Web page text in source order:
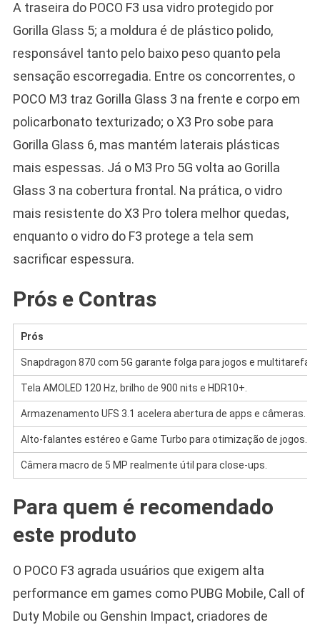
A traseira do POCO F3 usa vidro protegido por
Gorilla Glass 5; a moldura é de plástico polido,
responsável tanto pelo baixo peso quanto pela
sensação escorregadia. Entre os concorrentes, o
POCO M3 traz Gorilla Glass 3 na frente e corpo em
policarbonato texturizado; o X3 Pro sobe para
Gorilla Glass 6, mas mantém laterais plásticas
mais espessas. Já o M3 Pro 5G volta ao Gorilla
Glass 3 na cobertura frontal. Na prática, o vidro
mais resistente do X3 Pro tolera melhor quedas,
enquanto o vidro do F3 protege a tela sem
sacrificar espessura.
Prós e Contras
Prós
Snapdragon 870 com 5G garante folga para jogos e multitarefa.
Tela AMOLED 120 Hz, brilho de 900 nits e HDR10+.
Armazenamento UFS 3.1 acelera abertura de apps e câmeras.
Alto-falantes estéreo e Game Turbo para otimização de jogos.
Câmera macro de 5 MP realmente útil para close-ups.
Para quem é recomendado
este produto
O POCO F3 agrada usuários que exigem alta
performance em games como PUBG Mobile, Call of
Duty Mobile ou Genshin Impact, criadores de